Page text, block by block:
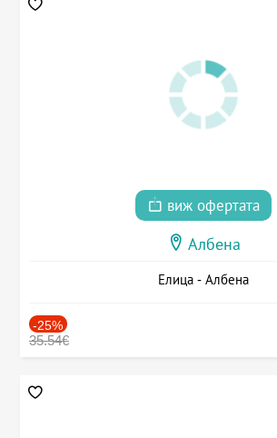
виж офертата
Албена
Елица - Албена
-25%
35.54€